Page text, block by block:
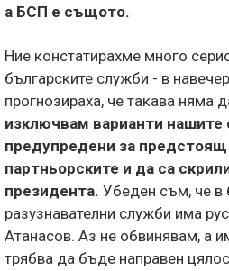
а БСП е същото.
Ние констатирахме много
българските служби - в
прогнозираха, че такава няма
изключвам варианти нашите
предупредени за
партньорските и да са
президента. Убеден съм, че в
разузнавателни служби има
Атанасов. Аз не обвинявам, а
трябва да бъде направен